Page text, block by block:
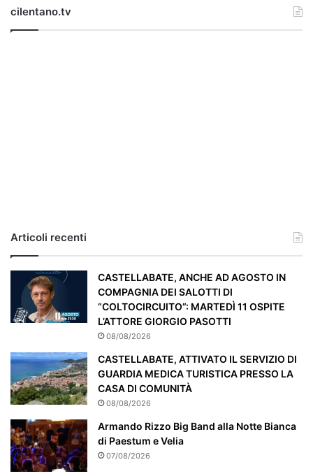
u
l
e
p
i
o
l
a
r
e
n
t
e
cilentano.tv
Articoli recenti
CASTELLABATE, ANCHE AD AGOSTO IN
COMPAGNIA DEI SALOTTI DI
“COLTOCIRCUITO”: MARTEDÌ 11 OSPITE
L’ATTORE GIORGIO PASOTTI
08/08/2026
CASTELLABATE, ATTIVATO IL SERVIZIO DI
GUARDIA MEDICA TURISTICA PRESSO LA
CASA DI COMUNITÀ
08/08/2026
Armando Rizzo Big Band alla Notte Bianca
di Paestum e Velia
07/08/2026